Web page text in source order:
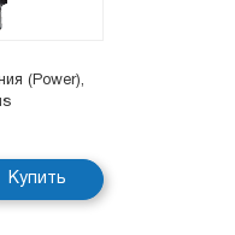
(Power),
Купить